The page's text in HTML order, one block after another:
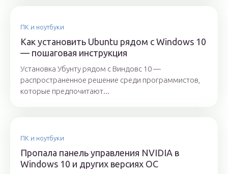
ПК и ноутбуки
Как установить Ubuntu рядом с Windows 10
— пошаговая инструкция
Установка Убунту рядом с Виндовс 10 —
распространенное решение среди программистов,
которые предпочитают...
ПК и ноутбуки
Пропала панель управления NVIDIA в
Windows 10 и других версиях ОС